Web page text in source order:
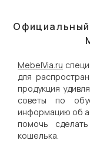
MebelVia.ru
для
продукция
советы по
информацию об
помочь
кошелька.